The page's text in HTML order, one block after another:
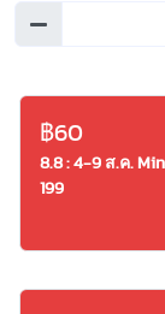
฿60
8.8 : 4-9 ส.ค. Min
199